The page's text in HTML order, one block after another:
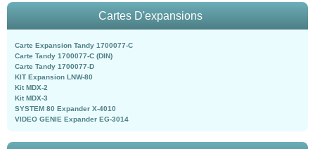
Cartes D'expansions
Carte Expansion Tandy 1700077-C
Carte Tandy 1700077-C (DIN)
Carte Tandy 1700077-D
KIT Expansion LNW-80
Kit MDX-2
Kit MDX-3
SYSTEM 80 Expander X-4010
VIDEO GENIE Expander EG-3014